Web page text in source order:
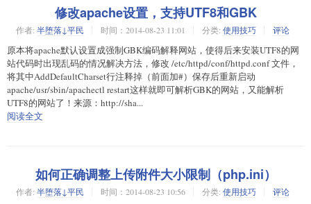
修改apache设置，支持UTF8和GBK
作者: 半堕落↓平民 时间：2014-08-23 11:01 分类: 使用技巧 评论
原本将apache默认设置成强制GBK编码解释网站，使得后来安装UTF8的网
站代码时出现乱码的情况解决方法，修改 /etc/httpd/conf/httpd.conf 文件，
将其中AddDefaultCharset行注释掉（前面加#）保存后重新启动
apache/usr/sbin/apachectl restart这样就即可解析GBK的网站，又能解析
UTF8的网站了！来源：http://sha...
阅读全文
如何正确调整上传附件大小限制（php.ini）
作者: 半堕落↓平民 时间：2014-08-23 10:56 分类: 使用技巧 评论